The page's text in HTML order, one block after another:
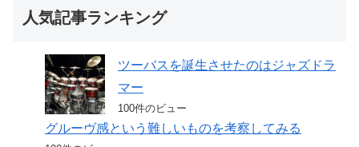
人気記事ランキング
ツーバスを誕生させたのはジャズドラ
マー
100件のビュー
グルーヴ感という難しいものを考察してみる